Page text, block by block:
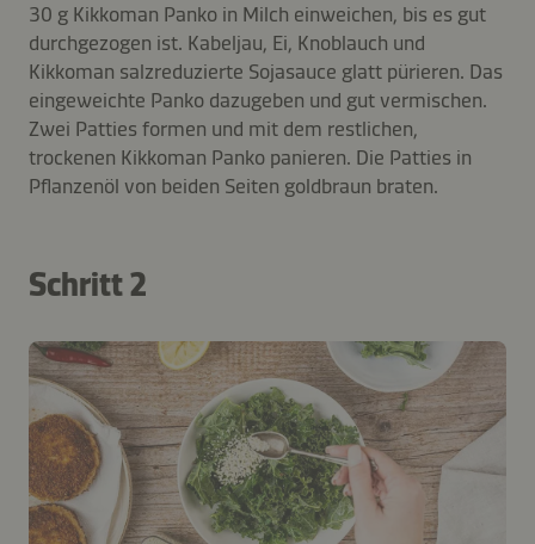
30 g Kikkoman Panko in Milch einweichen, bis es gut
durchgezogen ist. Kabeljau, Ei, Knoblauch und
Kikkoman salzreduzierte Sojasauce glatt pürieren. Das
eingeweichte Panko dazugeben und gut vermischen.
Zwei Patties formen und mit dem restlichen,
trockenen Kikkoman Panko panieren. Die Patties in
Pflanzenöl von beiden Seiten goldbraun braten.
Schritt 2